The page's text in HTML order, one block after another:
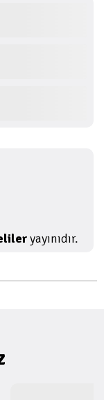
yayınıdır.